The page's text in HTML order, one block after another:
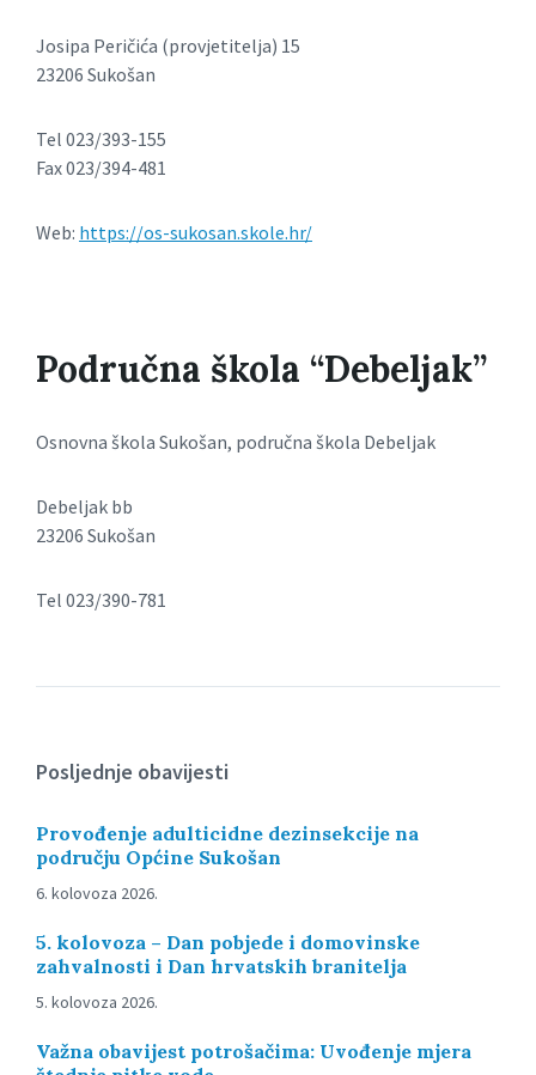
Josipa Peričića (provjetitelja) 15
23206 Sukošan
Tel 023/393-155
Fax 023/394-481
Web: https://os-sukosan.skole.hr/
Područna škola “Debeljak”
Osnovna škola Sukošan, područna škola Debeljak
Debeljak bb
23206 Sukošan
Tel 023/390-781
Posljednje obavijesti
Provođenje adulticidne dezinsekcije na
području Općine Sukošan
6. kolovoza 2026.
5. kolovoza – Dan pobjede i domovinske
zahvalnosti i Dan hrvatskih branitelja
5. kolovoza 2026.
Važna obavijest potrošačima: Uvođenje mjera